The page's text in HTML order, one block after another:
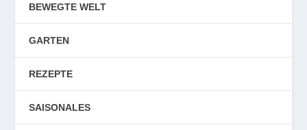
BEWEGTE WELT
GARTEN
REZEPTE
SAISONALES